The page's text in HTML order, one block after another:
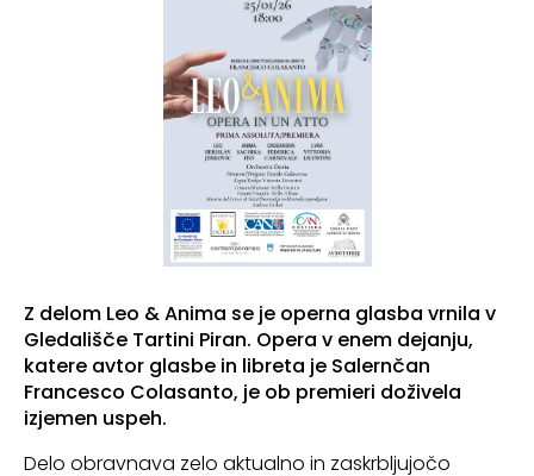
Z delom Leo & Anima se je operna glasba vrnila v
Gledališče Tartini Piran. Opera v enem dejanju,
katere avtor glasbe in libreta je Salernčan
Francesco Colasanto, je ob premieri doživela
izjemen uspeh.
Delo obravnava zelo aktualno in zaskrbljujočo